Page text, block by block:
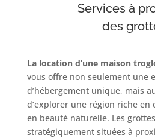
Services à
des
La location d’une maison
vous offre non seulement une
d’hébergement unique, mais
d’explorer une région riche
en beauté naturelle. Les
stratégiquement situées à